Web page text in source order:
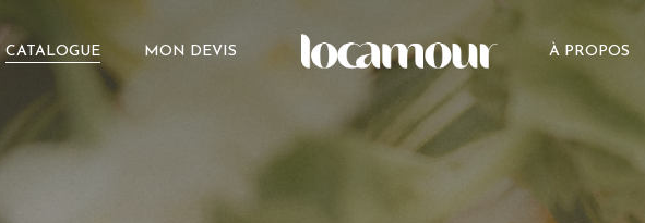
CATALOGUE MON DEVIS À PROPOS